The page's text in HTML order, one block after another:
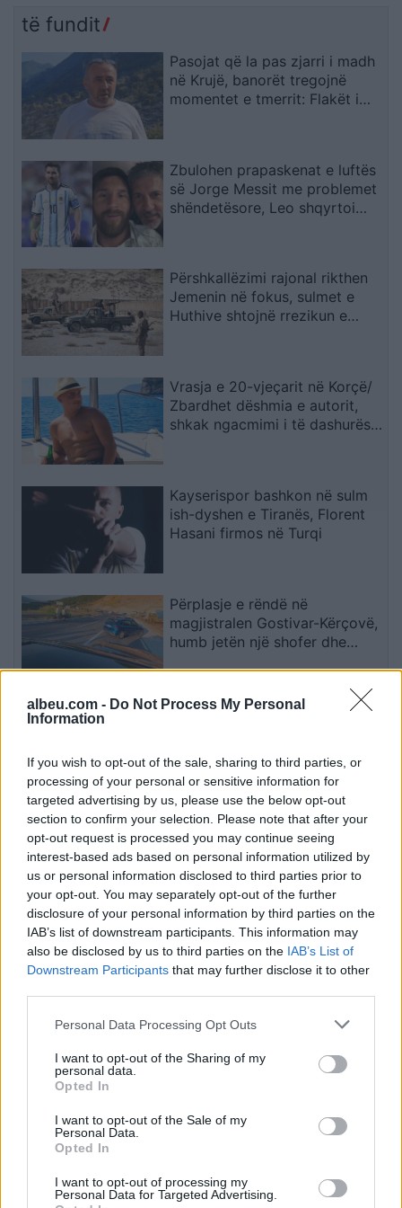
albeu.com - Do Not Process My Personal
Information
If you wish to opt-out of the sale, sharing to third parties, or
processing of your personal or sensitive information for
targeted advertising by us, please use the below opt-out
section to confirm your selection. Please note that after your
opt-out request is processed you may continue seeing
interest-based ads based on personal information utilized by
us or personal information disclosed to third parties prior to
your opt-out. You may separately opt-out of the further
disclosure of your personal information by third parties on the
IAB’s list of downstream participants. This information may
also be disclosed by us to third parties on the IAB’s List of
Downstream Participants that may further disclose it to other
Personal Data Processing Opt Outs
I want to opt-out of the Sharing of my
personal data.
Opted In
I want to opt-out of the Sale of my
Personal Data.
Opted In
I want to opt-out of processing my
Personal Data for Targeted Advertising.
të fundit
Pasojat që la pas zjarri i madh
në Krujë, banorët tregojnë
momentet e tmerrit: Flakët i
Zbulohen prapaskenat e luftës
së Jorge Messit me problemet
shëndetësore, Leo shqyrtoi
Përshkallëzimi rajonal rikthen
Jemenin në fokus, sulmet e
Huthive shtojnë rrezikun e
Vrasja e 20-vjeçarit në Korçë/
Zbardhet dëshmia e autorit,
shkak ngacmimi i të dashurës
Kayserispor bashkon në sulm
ish-dyshen e Tiranës, Florent
Hasani firmos në Turqi
Përplasje e rëndë në
magjistralen Gostivar-Kërçovë,
humb jetën një shofer dhe
Katër klubet e mëdha
Thiago
Esim for Global
for Turkey|Esim for Germany|Esim for Greece |